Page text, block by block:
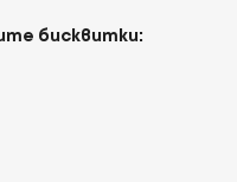
бисквитки: